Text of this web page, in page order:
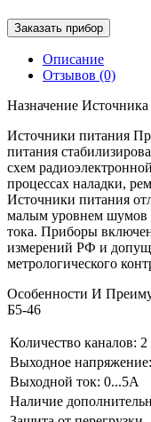
Заказать прибор
Описание
Отзывов (0)
Назначение
Источники питания
питания
схем
процессах наладки,
Источники питания
малым уровнем шумов
тока. Приборы
измерений РФ и
метрологического
Особенности И
Б5-46
Количество каналов: 2
Выходное
Выходной ток: 0...5А
Наличие